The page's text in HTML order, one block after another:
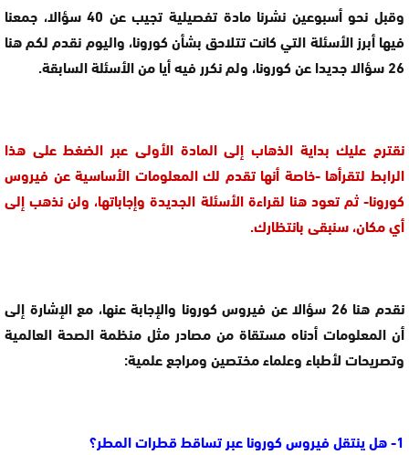
وقبل نحو أسبوعين نشرنا مادة تفصيلية تجيب عن 40 سؤالا، جمعنا
فيها أبرز الأسئلة التي كانت تتلاحق بشأن كورونا، واليوم نقدم لكم هنا
26 سؤالا جديدا عن كورونا، ولم نكرر فيه أيا من الأسئلة السابقة.
نقترح عليك بداية الذهاب إلى المادة الأولى عبر الضغط على هذا
الرابط لتقرأها -خاصة أنها تقدم لك المعلومات الأساسية عن فيروس
كورونا- ثم تعود هنا لقراءة الأسئلة الجديدة وإجاباتها، ولن نذهب إلى
أي مكان، سنبقى بانتظارك.
نقدم هنا 26 سؤالا عن فيروس كورونا والإجابة عنها، مع الإشارة إلى
أن المعلومات أدناه مستقاة من مصادر مثل منظمة الصحة العالمية
وتصريحات لأطباء وعلماء مختصين ومراجع علمية:
1- هل ينتقل فيروس كورونا عبر تساقط قطرات المطر؟